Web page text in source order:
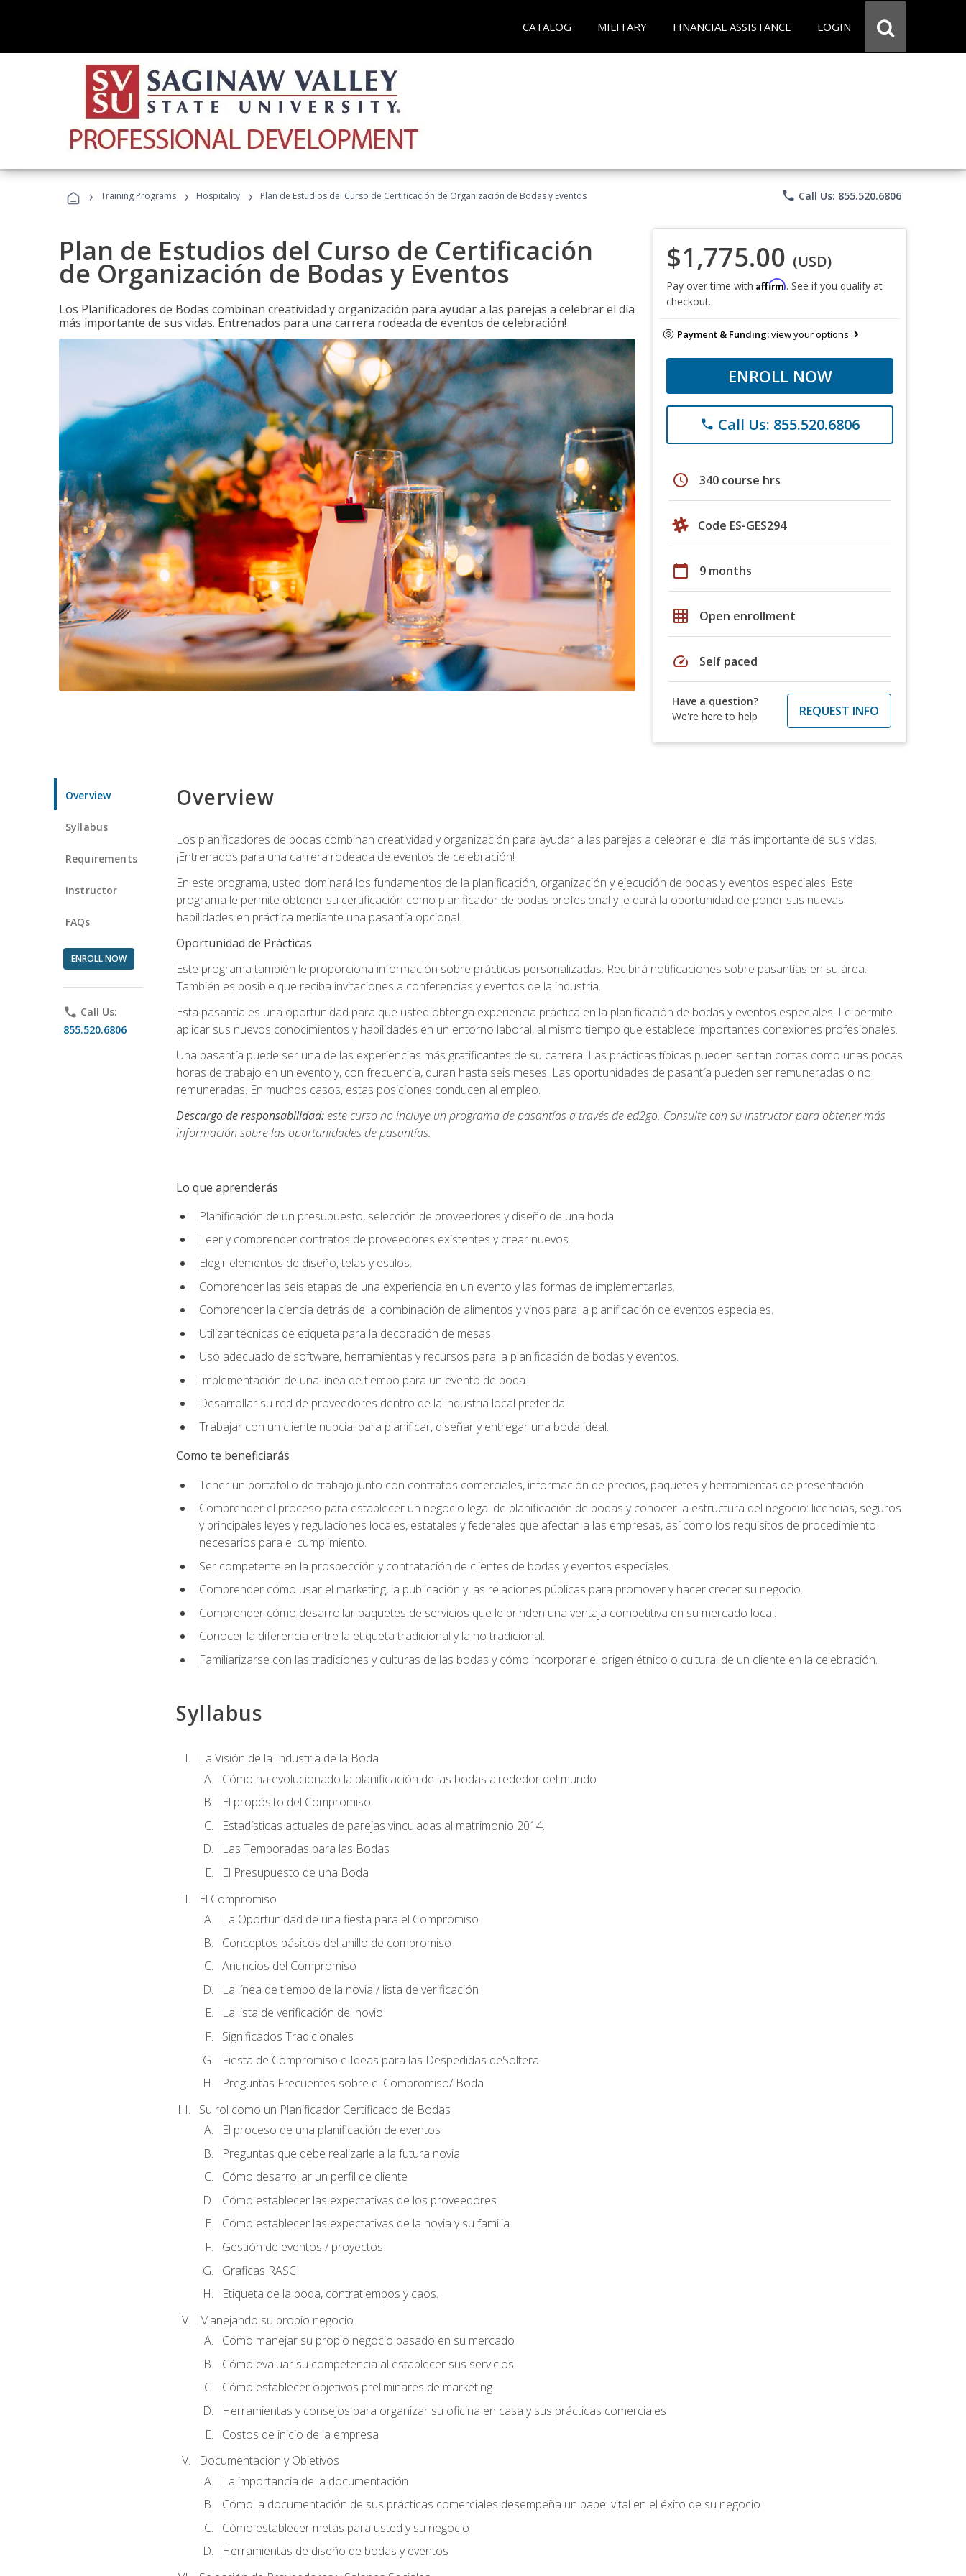
CATALOG MILITARY FINANCIAL ASSISTANCE LOGIN
› Training Programs › Hospitality › Plan de Estudios del Curso de Certificación de Organización de Bodas y Eventos phone Call Us: 855.520.6806
Plan de Estudios del Curso de Certificación
de Organización de Bodas y Eventos
Los Planificadores de Bodas combinan creatividad y organización para ayudar a las parejas a celebrar el día
más importante de sus vidas. Entrenados para una carrera rodeada de eventos de celebración!
$1,775.00 (USD)
Pay over time with Affirm. See if you qualify at
checkout.
Payment & Funding:view your options
ENROLL NOW
phone Call Us: 855.520.6806
schedule 340 course hrs
Code ES-GES294
calendar_today 9 months
grid_on Open enrollment
speed Self paced
Have a question?
We're here to help
REQUEST INFO
Overview
Syllabus
Requirements
Instructor
FAQs
ENROLL NOW
phone Call Us:
855.520.6806
Overview
Los planificadores de bodas combinan creatividad y organización para ayudar a las parejas a celebrar el día más importante de sus vidas.
¡Entrenados para una carrera rodeada de eventos de celebración!
En este programa, usted dominará los fundamentos de la planificación, organización y ejecución de bodas y eventos especiales. Este
programa le permite obtener su certificación como planificador de bodas profesional y le dará la oportunidad de poner sus nuevas
habilidades en práctica mediante una pasantía opcional.
Oportunidad de Prácticas
Este programa también le proporciona información sobre prácticas personalizadas. Recibirá notificaciones sobre pasantías en su área.
También es posible que reciba invitaciones a conferencias y eventos de la industria.
Esta pasantía es una oportunidad para que usted obtenga experiencia práctica en la planificación de bodas y eventos especiales. Le permite
aplicar sus nuevos conocimientos y habilidades en un entorno laboral, al mismo tiempo que establece importantes conexiones profesionales.
Una pasantía puede ser una de las experiencias más gratificantes de su carrera. Las prácticas típicas pueden ser tan cortas como unas pocas
horas de trabajo en un evento y, con frecuencia, duran hasta seis meses. Las oportunidades de pasantía pueden ser remuneradas o no
remuneradas. En muchos casos, estas posiciones conducen al empleo.
Descargo de responsabilidad:este curso no incluye un programa de pasantías a través de ed2go. Consulte con su instructor para obtener más
información sobre las oportunidades de pasantías.
Lo que aprenderás
Planificación de un presupuesto, selección de proveedores y diseño de una boda.
Leer y comprender contratos de proveedores existentes y crear nuevos.
Elegir elementos de diseño, telas y estilos.
Comprender las seis etapas de una experiencia en un evento y las formas de implementarlas.
Comprender la ciencia detrás de la combinación de alimentos y vinos para la planificación de eventos especiales.
Utilizar técnicas de etiqueta para la decoración de mesas.
Uso adecuado de software, herramientas y recursos para la planificación de bodas y eventos.
Implementación de una línea de tiempo para un evento de boda.
Desarrollar su red de proveedores dentro de la industria local preferida.
Trabajar con un cliente nupcial para planificar, diseñar y entregar una boda ideal.
Como te beneficiarás
Tener un portafolio de trabajo junto con contratos comerciales, información de precios, paquetes y herramientas de presentación.
Comprender el proceso para establecer un negocio legal de planificación de bodas y conocer la estructura del negocio: licencias, seguros
y principales leyes y regulaciones locales, estatales y federales que afectan a las empresas, así como los requisitos de procedimiento
necesarios para el cumplimiento.
Ser competente en la prospección y contratación de clientes de bodas y eventos especiales.
Comprender cómo usar el marketing, la publicación y las relaciones públicas para promover y hacer crecer su negocio.
Comprender cómo desarrollar paquetes de servicios que le brinden una ventaja competitiva en su mercado local.
Conocer la diferencia entre la etiqueta tradicional y la no tradicional.
Familiarizarse con las tradiciones y culturas de las bodas y cómo incorporar el origen étnico o cultural de un cliente en la celebración.
Syllabus
La Visión de la Industria de la Boda
Cómo ha evolucionado la planificación de las bodas alrededor del mundo
El propósito del Compromiso
Estadísticas actuales de parejas vinculadas al matrimonio 2014.
Las Temporadas para las Bodas
El Presupuesto de una Boda
El Compromiso
La Oportunidad de una fiesta para el Compromiso
Conceptos básicos del anillo de compromiso
Anuncios del Compromiso
La línea de tiempo de la novia / lista de verificación
La lista de verificación del novio
Significados Tradicionales
Fiesta de Compromiso e Ideas para las Despedidas deSoltera
Preguntas Frecuentes sobre el Compromiso/ Boda
Su rol como un Planificador Certificado de Bodas
El proceso de una planificación de eventos
Preguntas que debe realizarle a la futura novia
Cómo desarrollar un perfil de cliente
Cómo establecer las expectativas de los proveedores
Cómo establecer las expectativas de la novia y su familia
Gestión de eventos / proyectos
Graficas RASCI
Etiqueta de la boda, contratiempos y caos.
Manejando su propio negocio
Cómo manejar su propio negocio basado en su mercado
Cómo evaluar su competencia al establecer sus servicios
Cómo establecer objetivos preliminares de marketing
Herramientas y consejos para organizar su oficina en casa y sus prácticas comerciales
Costos de inicio de la empresa
Documentación y Objetivos
La importancia de la documentación
Cómo la documentación de sus prácticas comerciales desempeña un papel vital en el éxito de su negocio
Cómo establecer metas para usted y su negocio
Herramientas de diseño de bodas y eventos